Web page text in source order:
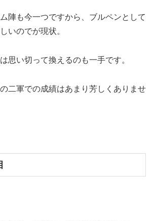
陣も今一つですから、ブルペンとして
いのでが現状。
思い切って換えるのも一手です。
二軍での成績はあまり芳しくありませ